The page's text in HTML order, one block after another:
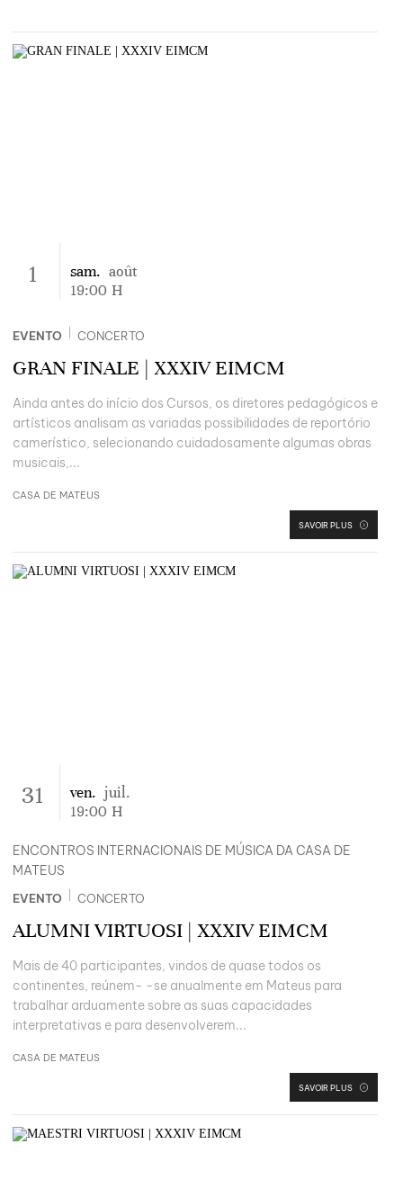
1 sam. août
19:00 H
EVENTO CONCERTO
GRAN FINALE | XXXIV EIMCM
Ainda antes do início dos Cursos, os diretores pedagógicos e
artísticos analisam as variadas possibilidades de reportório
camerístico, selecionando cuidadosamente algumas obras
musicais,...
CASA DE MATEUS
SAVOIR PLUS
31 ven. juil.
19:00 H
EVENTO CONCERTO
ALUMNI VIRTUOSI | XXXIV EIMCM
Mais de 40 participantes, vindos de quase todos os
continentes, reúnem- -se anualmente em Mateus para
trabalhar arduamente sobre as suas capacidades
interpretativas e para desenvolverem...
CASA DE MATEUS
SAVOIR PLUS
ENCONTROS INTERNACIONAIS DE MÚSICA DA CASA DE
MATEUS